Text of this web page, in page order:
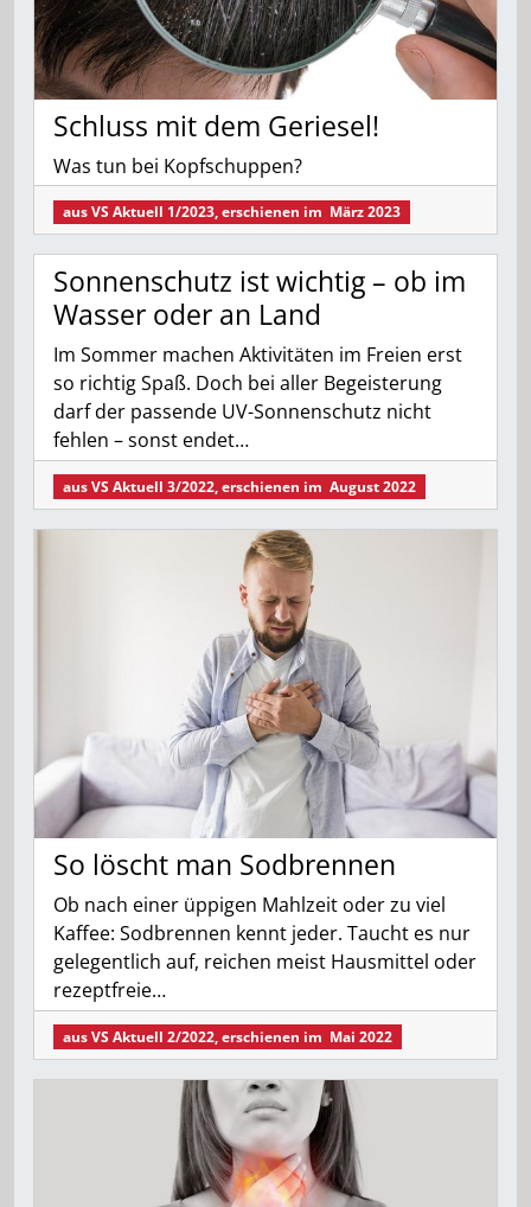
Schluss mit dem Geriesel!
Was tun bei Kopfschuppen?
ausVS Aktuell 1/2023, erschienen im März 2023
Sonnenschutz ist wichtig – ob im
Wasser oder an Land
Im Sommer machen Aktivitäten im Freien erst
so richtig Spaß. Doch bei aller Begeisterung
darf der passende UV-Sonnenschutz nicht
fehlen – sonst endet…
ausVS Aktuell 3/2022, erschienen im August 2022
So löscht man Sodbrennen
Ob nach einer üppigen Mahlzeit oder zu viel
Kaffee: Sodbrennen kennt jeder. Taucht es nur
gelegentlich auf, reichen meist Hausmittel oder
rezeptfreie…
ausVS Aktuell 2/2022, erschienen im Mai 2022